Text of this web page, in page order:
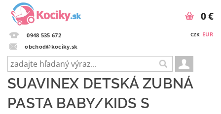
0948 535 672
obchod@kociky.sk
CZK EUR
0 €
SUAVINEX DETSKÁ ZUBNÁ
PASTA BABY/KIDS S